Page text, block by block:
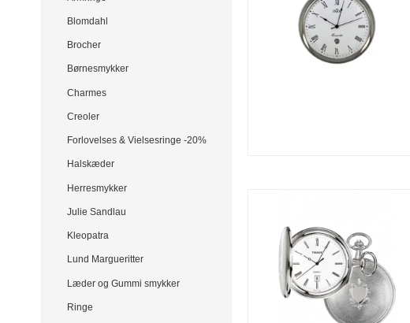
Blomdahl
Brocher
Børnesmykker
Charmes
Creoler
Forlovelses & Vielsesringe -20%
Halskæder
Herresmykker
Julie Sandlau
Kleopatra
Lund Margueritter
Læder og Gummi smykker
Ringe